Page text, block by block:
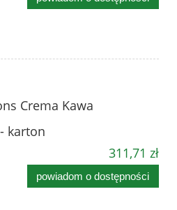
Crema Kawa
karton
311,71 zł
powiadom o dostępności